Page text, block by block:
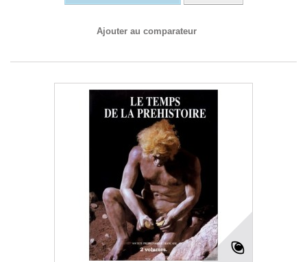
Ajouter au comparateur